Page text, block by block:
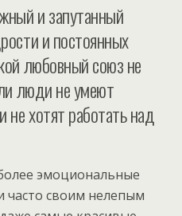
и запутанный
и постоянных
любовный союз не
люди не умеют
не хотят работать над
эмоциональные
часто своим нелепым